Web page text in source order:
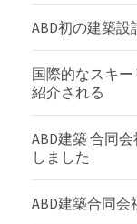
ABD初の建築
国際的なスキ
紹介される
ABD建築 合同
しました
ABD建築合同